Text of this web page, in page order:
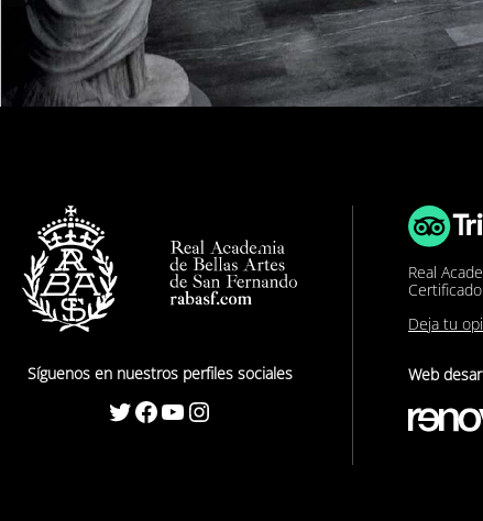
Síguenos en nuestros perfiles sociales
Twitter Facebook YouTube Instagram
Real
Deja tu
Web